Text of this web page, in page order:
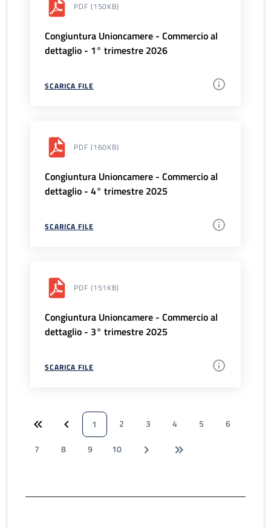
PDF (150KB)
Congiuntura Unioncamere - Commercio al
dettaglio - 1° trimestre 2026
SCARICA FILE
PDF (160KB)
Congiuntura Unioncamere - Commercio al
dettaglio - 4° trimestre 2025
SCARICA FILE
PDF (151KB)
Congiuntura Unioncamere - Commercio al
dettaglio - 3° trimestre 2025
SCARICA FILE
1 2 3 4 5
6
7
8 9 10